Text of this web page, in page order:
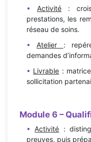
Activité :
prestations, les
réseau de soins.
Atelier :
demandes
Livrable :
sollicitation
Module 6 –
Activité :
preuves, puis